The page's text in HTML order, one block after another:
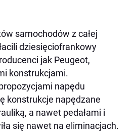
samochodów z całej
dziesięciofrankowy
jak Peugeot,
konstrukcjami.
napędu
konstrukcje napędzane
a nawet pedałami i
się nawet na eliminacjach.